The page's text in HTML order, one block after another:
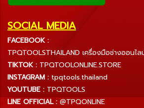
SOCIAL MEDIA
FACEBOOK :
TPQTOOLSTHAILAND เครื่องมือช่างออนไล
TIKTOK : TPQTOOLONLINE.STORE
INSTAGRAM : tpqtools.thailand
YOUTUBE : TPQTOOLS
LINE OFFICIAL : @TPQONLINE